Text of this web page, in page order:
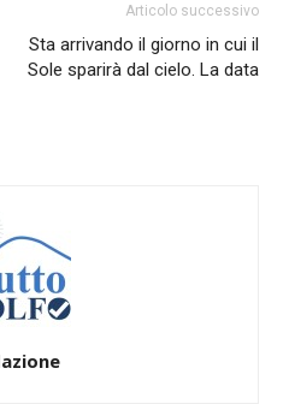
Articolo successivo
Sta arrivando il giorno in cui il
Sole sparirà dal cielo. La data